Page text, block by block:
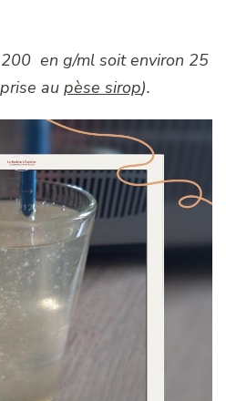
en g/ml soit environ 25
au pèse sirop).